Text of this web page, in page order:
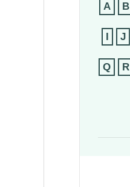
A
B
I J
Q R